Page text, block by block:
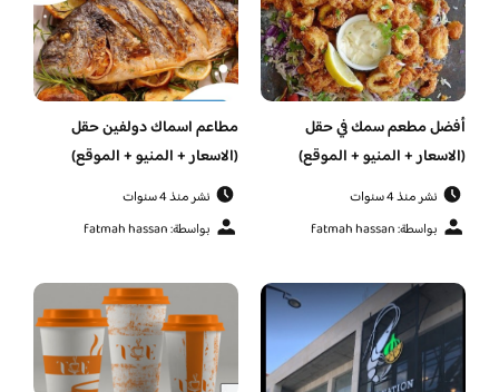
أفضل مطعم سمك في حقل
(الاسعار + المنيو + الموقع)
نشر منذ 4 سنوات
بواسطة: fatmah hassan
مطاعم اسماك دولفين حقل
(الاسعار + المنيو + الموقع)
نشر منذ 4 سنوات
بواسطة: fatmah hassan